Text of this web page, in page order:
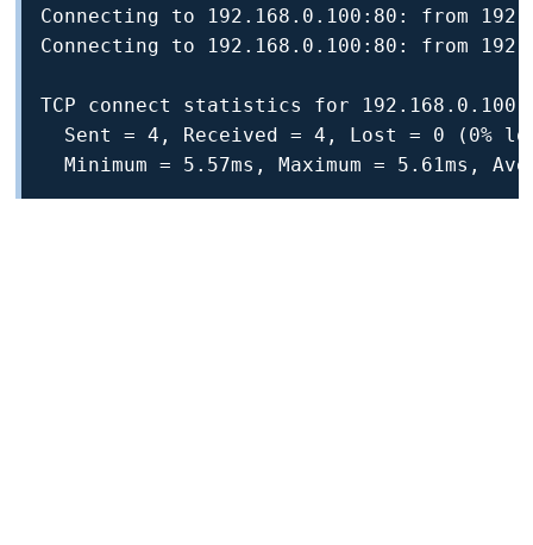
Connecting to 192.168.0.100:80: from
Connecting to 192.168.0.100:80: from
TCP connect statistics for
Sent = 4, Received = 4, Lost = 0 (0%
Minimum = 5.57ms, Maximum = 5.61ms,